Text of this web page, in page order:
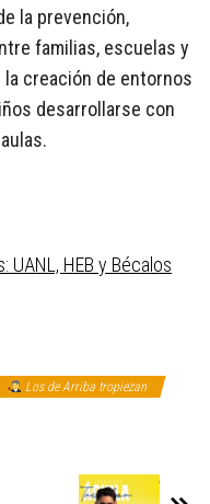
la prevención,
familias, escuelas y
creación de entornos
desarrollarse con
UANL, HEB y Bécalos
Los de Arriba tropiezan